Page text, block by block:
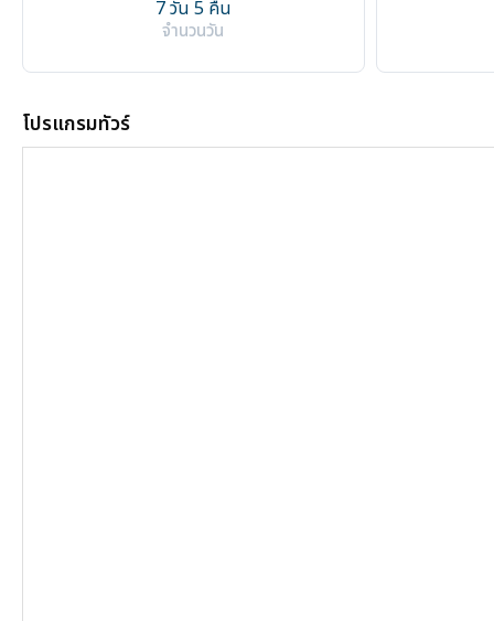
7 วัน 5 คืน
จำนวนวัน
โปรแกรมทัวร์